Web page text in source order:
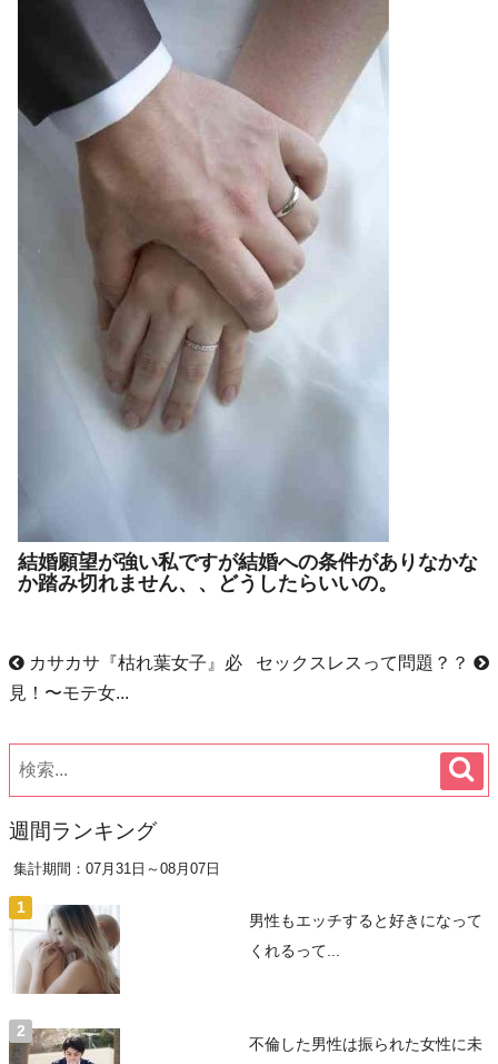
結婚願望が強い私ですが結婚への条件がありなかな
か踏み切れません、、どうしたらいいの。
カサカサ『枯れ葉女子』必
見！〜モテ女...
セックスレスって問題？？
週間ランキング
集計期間：07月31日～08月07日
男性もエッチすると好きになって
くれるって...
不倫した男性は振られた女性に未